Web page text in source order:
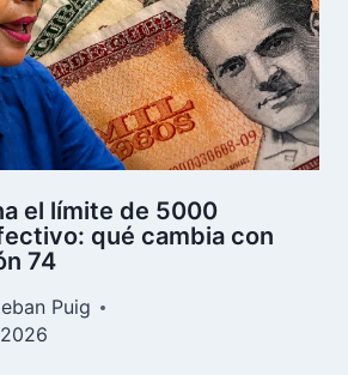
el límite de 5000
qué cambia con
74
Puig